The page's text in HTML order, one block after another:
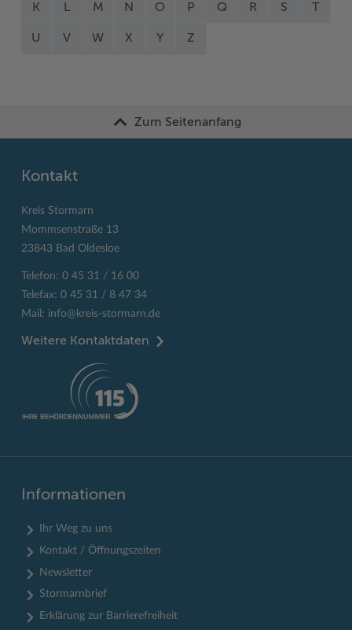
K L M N O P Q R S T
U V W X Y Z
Zum Seitenanfang
Kontakt
Kreis Stormarn
Mommsenstraße 13
23843 Bad Oldesloe
Telefon: 0 45 31 / 16 00
Telefax: 0 45 31 / 8 47 34
Mail: info@kreis-stormarn.de
Weitere Kontaktdaten
Informationen
Ihr Weg zu uns
Kontakt / Öffnungszeiten
Newsletter
Stormarnbrief
Erklärung zur Barrierefreiheit